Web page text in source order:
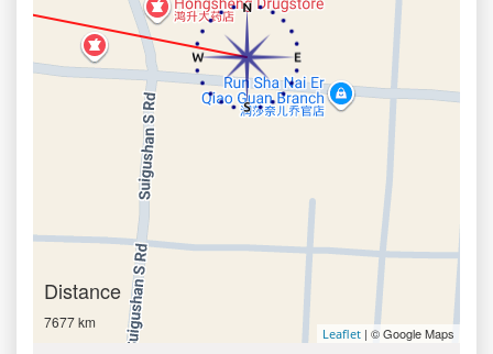
Distance
7677 km
Leaflet | © Google Maps